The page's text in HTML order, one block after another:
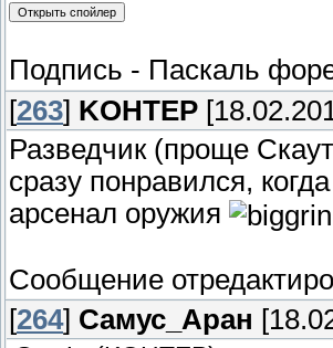
Подпись - Паскаль
[263] KOHTEP
Разведчик (проще
сразу понравился,
арсенал оружия
Сообщение
[264] Самус_Аран